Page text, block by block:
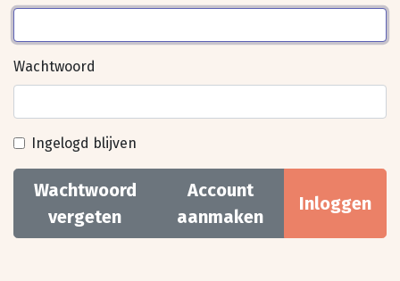
Wachtwoord
Ingelogd blijven
Wachtwoord
vergeten
Account
aanmaken
Inloggen